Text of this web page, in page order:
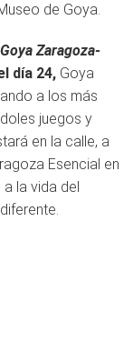
de Goya.
Zaragoza-
día 24, Goya
a los más
juegos y
en la calle, a
Esencial en
la vida del